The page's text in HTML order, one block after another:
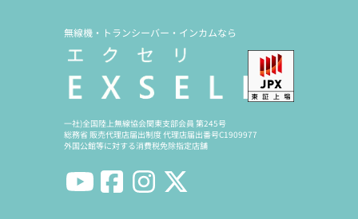
無線機・トランシーバー・インカムなら
一社)全国陸上無線協会関東支部会員 第245号
総務省 販売代理店届出制度 代理店届出番号C1909977
外国公館等に対する消費税免除指定店舗